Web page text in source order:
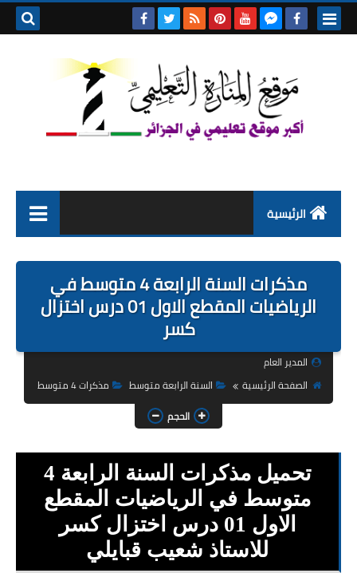
الرئيسية
التربية التحضيرية
السنة الخامسة ابتدائي
شهادة التعليم الابتدائي
تزيين القسم
مذكرات السنة الرابعة 4 متوسط في
الرياضيات المقطع الاول 01 درس اختزال
كسر
المدير العام
الصفحة الرئيسية
السنة الرابعة متوسط
مذكرات 4 متوسط
الحجم
تحميل مذكرات السنة الرابعة 4
متوسط في الرياضيات المقطع
الاول 01 درس اختزال كسر
للاستاذ شعيب قبايلي